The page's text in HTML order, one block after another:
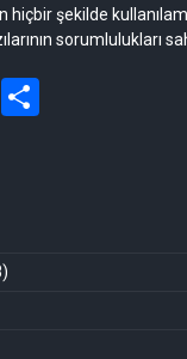
hiçbir şekilde
sorumlulukları
Email